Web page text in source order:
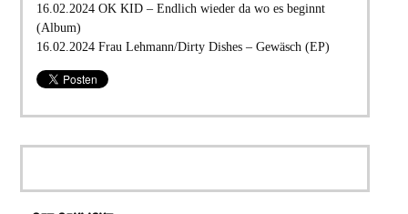
16.02.2024 OK KID – Endlich wieder da wo es beginnt
(Album)
16.02.2024 Frau Lehmann/Dirty Dishes – Gewäsch (EP)